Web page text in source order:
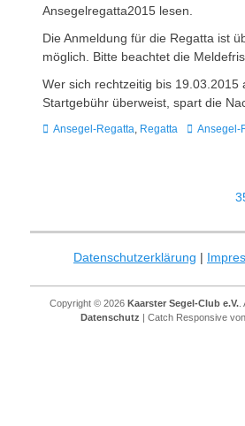
Ansegelregatta2015 lesen.
Die Anmeldung für die Regatta ist
möglich. Bitte beachtet die
Wer sich rechtzeitig bis 19.03.2015
Startgebühr überweist, spart die
Kategorien
Ansegel-Regatta, Regatta Schlagworte
Ansegel-
Datenschutzerklärung |
Copyright © 2026 Kaarster Segel-Club e.V..
Datenschutz | Catch Responsive von